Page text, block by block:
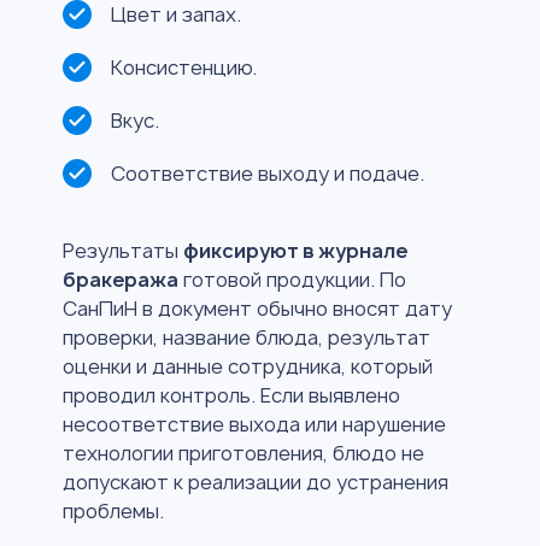
Цвет и запах.
Консистенцию.
Вкус.
Соответствие выходу и подаче.
Результаты фиксируют в журнале
бракеража готовой продукции. По
СанПиН в документ обычно вносят дату
проверки, название блюда, результат
оценки и данные сотрудника, который
проводил контроль. Если выявлено
несоответствие выхода или нарушение
технологии приготовления, блюдо не
допускают к реализации до устранения
проблемы.